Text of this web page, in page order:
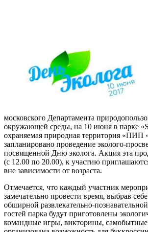
московского Департамента
окружающей среды, на 10 июня в парке
охраняемая природная территория «ПИП
запланировано проведение эколого-
посвященной Дню эколога. Акция эта
(с 12.00 по 20.00), к участию
вне зависимости от возраста.
Отмечается, что каждый участник
замечательно провести время, выбрав
обширной развлекательно-
гостей парка будут приготовлены
командные игры, викторины, самобытные